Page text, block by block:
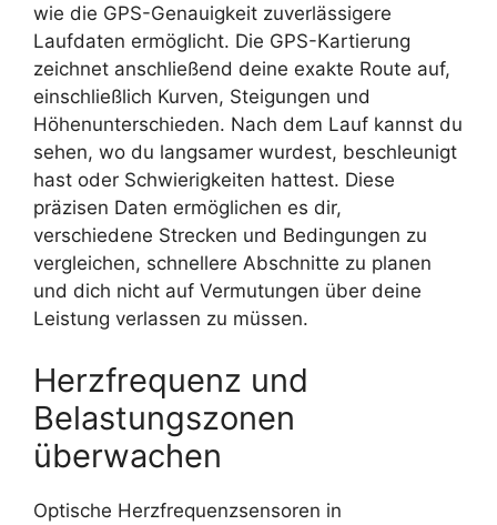
wie die GPS-Genauigkeit zuverlässigere
Laufdaten ermöglicht. Die GPS-Kartierung
zeichnet anschließend deine exakte Route auf,
einschließlich Kurven, Steigungen und
Höhenunterschieden. Nach dem Lauf kannst du
sehen, wo du langsamer wurdest, beschleunigt
hast oder Schwierigkeiten hattest. Diese
präzisen Daten ermöglichen es dir,
verschiedene Strecken und Bedingungen zu
vergleichen, schnellere Abschnitte zu planen
und dich nicht auf Vermutungen über deine
Leistung verlassen zu müssen.
Herzfrequenz und
Belastungszonen
überwachen
Optische Herzfrequenzsensoren in